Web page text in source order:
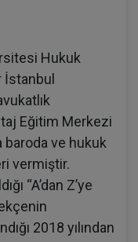
Hukuk
İstanbul
Eğitim Merkezi
baroda ve hukuk
vermiştir.
“A’dan Z’ye
2018 yılından